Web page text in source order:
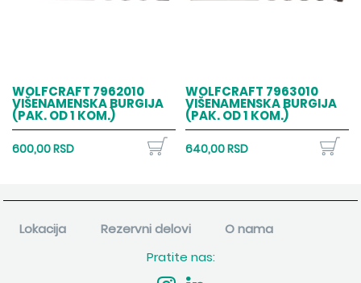
WOLFCRAFT 7962010
VIŠENAMENSKA BURGIJA
(PAK. OD 1 KOM.)
600,00 RSD
WOLFCRAFT 7963010
VIŠENAMENSKA BURGIJA
(PAK. OD 1 KOM.)
640,00 RSD
Lokacija Rezervni delovi
O nama
Pratite nas: